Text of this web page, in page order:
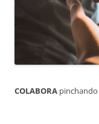
COLABORA pinchando